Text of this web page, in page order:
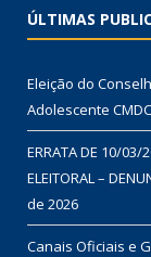
ÚLTIMAS
Eleição do
Adolescente
ERRATA DE 10/03/
ELEITORAL –
de 2026
Canais Oficiais e